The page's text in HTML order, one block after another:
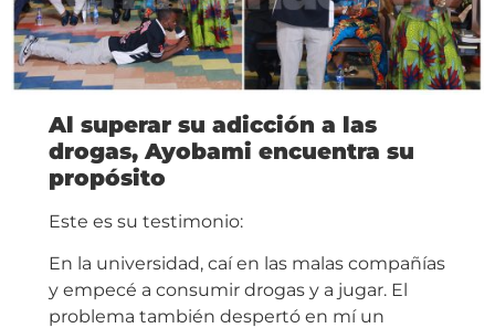
Al superar su adicción a las
drogas, Ayobami encuentra su
propósito
Este es su testimonio:
En la universidad, caí en las malas compañías
y empecé a consumir drogas y a jugar. El
problema también despertó en mí un